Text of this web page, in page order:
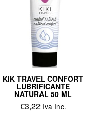
KIK TRAVEL CONFORT
LUBRIFICANTE
NATURAL 50 ML
€3,22 Iva Inc.